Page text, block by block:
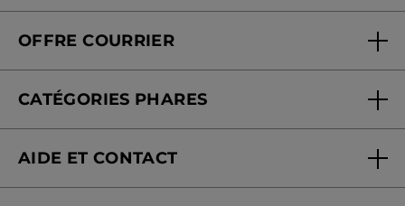
Nos engagements
Blog Act Beautiful
OFFRE COURRIER
CATÉGORIES PHARES
Promotions
AIDE ET CONTACT